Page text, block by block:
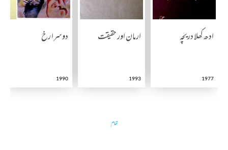
ادھ کھلا دریچہ
1977
ارمان اور حقیقت
1993
دوسرا رخ
1990
تمام